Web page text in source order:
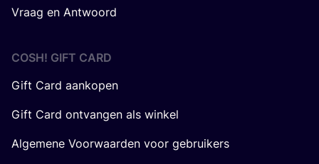
Vraag en Antwoord
COSH! GIFT CARD
Gift Card aankopen
Gift Card ontvangen als winkel
Algemene Voorwaarden voor gebruikers